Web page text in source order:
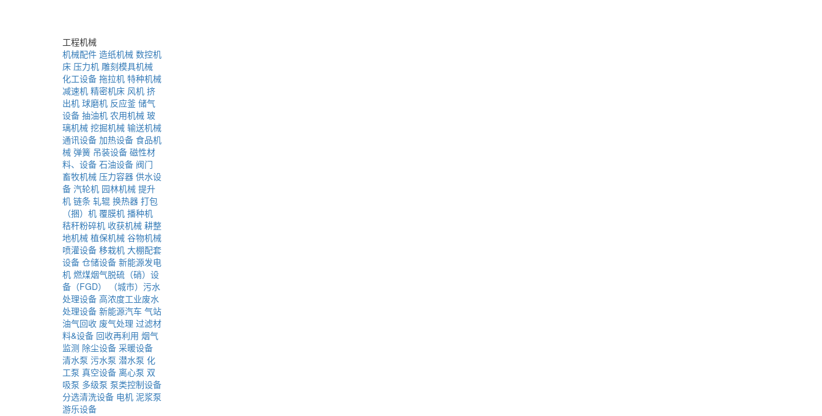
工程机械
机械配件 造纸机械 数控机
床 压力机 雕刻模具机械
化工设备 拖拉机 特种机械
减速机 精密机床 风机 挤
出机 球磨机 反应釜 储气
设备 抽油机 农用机械 玻
璃机械 挖掘机械 输送机械
通讯设备 加热设备 食品机
械 弹簧 吊装设备 磁性材
料、设备 石油设备 阀门
畜牧机械 压力容器 供水设
备 汽轮机 园林机械 提升
机 链条 轧辊 换热器 打包
（捆）机 覆膜机 播种机
秸秆粉碎机 收获机械 耕整
地机械 植保机械 谷物机械
喷灌设备 移栽机 大棚配套
设备 仓储设备 新能源发电
机 燃煤烟气脱硫（硝）设
备（FGD）
（城市）污水
处理设备 高浓度工业废水
处理设备 新能源汽车 气站
油气回收 废气处理 过滤材
料&设备 回收再利用 烟气
监测 除尘设备 采暖设备
清水泵 污水泵 潜水泵 化
工泵 真空设备 离心泵 双
吸泵 多级泵 泵类控制设备
分选清洗设备 电机 泥浆泵
游乐设备